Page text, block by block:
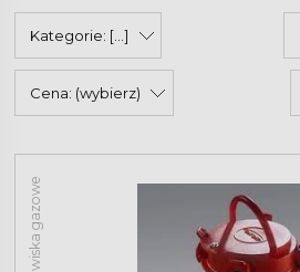
Kategorie: [...]
Cena: (wybierz)
Środowiska gazowe